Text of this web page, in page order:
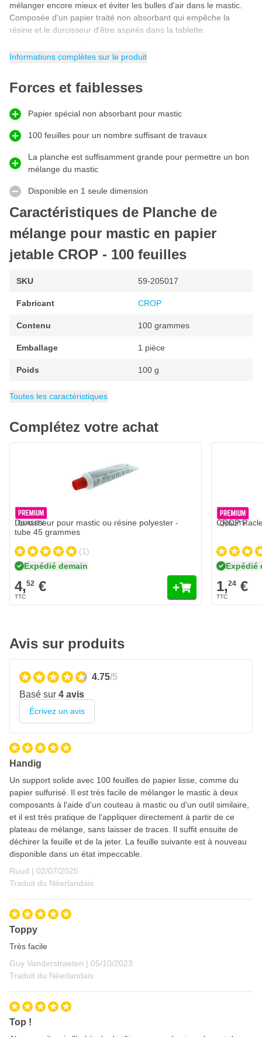
mélanger encore mieux et éviter les bulles d'air dans le mastic.
Composée d'un papier traité non absorbant qui empêche la
résine et le durcisseur d'être aspirés dans la tablette.
Planche de mélange
CROP contient du papier spécial d'une taille de 21x27cm. Cela
sur cette planche! Vous avez fini de fabriquer ou de mélanger le
Vous souffrez de bulles d'air dans le mastic pendant le mélange?
Ce plateau de mélange permet d'éviter les trous d'épingle et les
En utilisant cette planche de mélange, vous travaillez proprement
et obtenez les meilleurs résultats, y compris le meilleur rapport de
mélange!
Caractéristiques de la planche de mélange mastic
CROP - 100 feuilles
Surface de travail propre
Facile à utiliser
21x27x1cm
Poids : 180 gr
Informations complètes sur le produit
Forces et faiblesses
Papier spécial non absorbant pour mastic
100 feuilles pour un nombre suffisant de travaux
La planche est suffisamment grande pour permettre un bon
mélange du mastic
Disponible en 1 seule dimension
Caractéristiques de Planche de
mélange pour mastic en papier
jetable CROP - 100 feuilles
SKU 59-205017
Fabricant CROP
Contenu 100 grammes
Emballage 1 pièce
Poids 100 g
6095700420436
Catégorie Planches de mélange pour mastic
Toutes les caractéristiques
Complétez votre achat
Durcisseur pour mastic ou résine polyester -
tube 45 grammes
(1)
Expédié demain
4,52 €
CROP
Expédié
1,24 €
Avis sur produits
4.75/5
Basé sur 4 avis
Écrivez un avis
Handig
Un support solide avec 100 feuilles de papier lisse, comme du
papier sulfurisé. Il est très facile de mélanger le mastic à deux
composants à l'aide d'un couteau à mastic ou d'un outil similaire,
et il est très pratique de l'appliquer directement à partir de ce
plateau de mélange, sans laisser de traces. Il suffit ensuite de
déchirer la feuille et de la jeter. La feuille suivante est à nouveau
disponible dans un état impeccable.
Ruud | 2 juillet 2025
02/07/2025
Traduit du Néerlandais
Toppy
Très facile
Guy Vanderstraeten | 5 octobre 2023
05/10/2023
Traduit du Néerlandais
Top !